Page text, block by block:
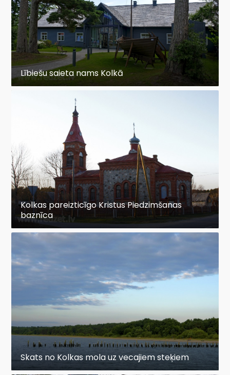
Lībiešu saieta nams Kolkā
Kolkas pareizticīgo Kristus Piedzimšanas
baznīca
Skats no Kolkas mola uz vecajiem steķiem